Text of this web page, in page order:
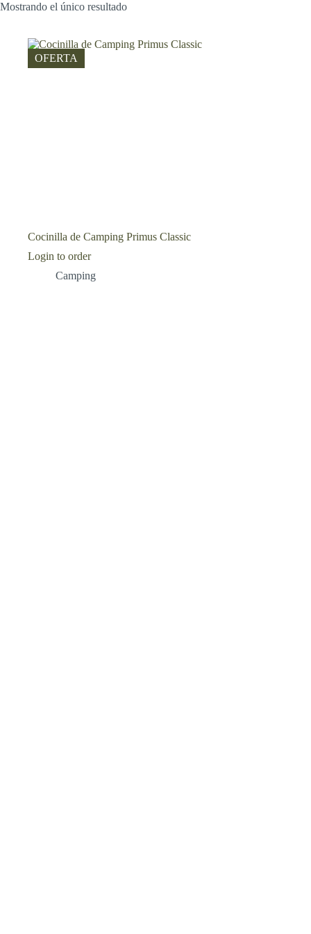
Mostrando el único resultado
OFERTA
Cocinilla de Camping Primus Classic
Login to order
Camping